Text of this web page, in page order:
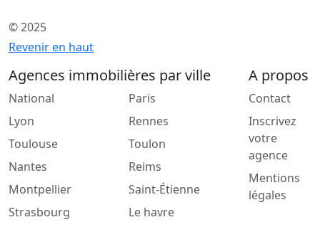
© 2025
Revenir en haut
Agences immobilières par ville
National
Lyon
Toulouse
Nantes
Montpellier
Strasbourg
Paris
Rennes
Toulon
Reims
Saint-Étienne
Le havre
A propos
Contact
Inscrivez
votre
agence
Mentions
légales